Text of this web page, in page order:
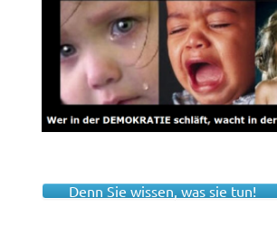
Denn Sie wissen, was sie tun!